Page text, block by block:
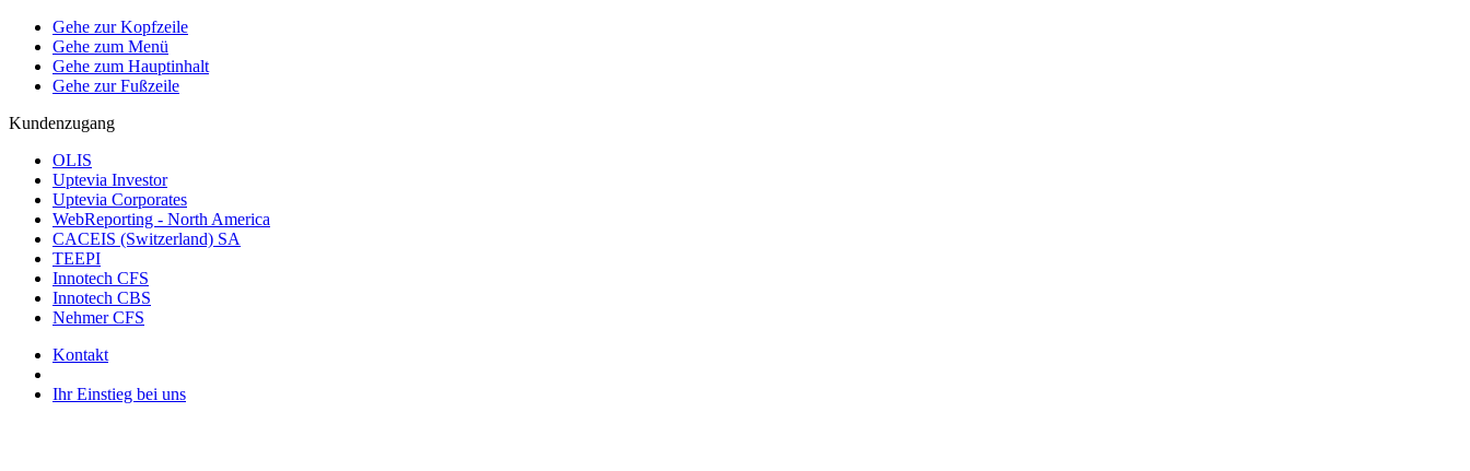
Gehe zur Kopfzeile
Gehe zum Menü
Gehe zum Hauptinhalt
Gehe zur Fußzeile
Kundenzugang
OLIS
Uptevia Investor
Uptevia Corporates
WebReporting - North America
CACEIS (Switzerland) SA
TEEPI
Innotech CFS
Innotech CBS
Nehmer CFS
Kontakt
Ihr Einstieg bei uns